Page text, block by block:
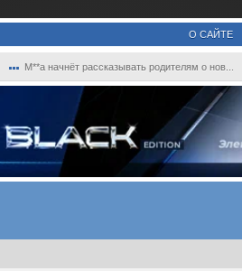
О САЙТЕ
M**a начнёт рассказывать родителям о нов...